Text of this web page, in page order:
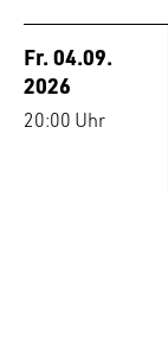
Fr. 04.09.
2026
20:00 Uhr